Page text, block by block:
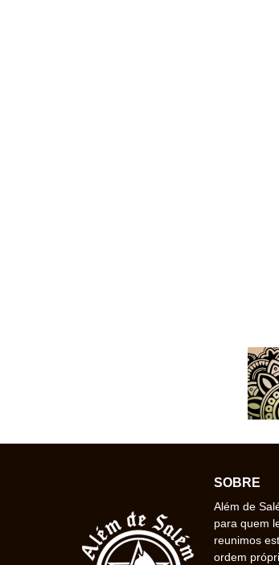
SOBRE
Além de
para quem
reunimos
ordem